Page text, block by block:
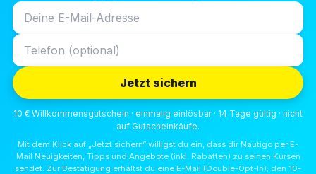
Jetzt sichern
10 € Willkommensgutschein · einmalig einlösbar · 14 Tage gültig · nicht
auf Gutscheinkäufe.
Mit dem Klick auf „Jetzt sichern“ willigst du ein, dass dir Nautigo per E-
Mail Neuigkeiten, Tipps und Angebote (inkl. Rabatten) zu seinen Kursen
sendet. Zur Bestätigung erhältst du eine E-Mail (Double-Opt-In); den 10-